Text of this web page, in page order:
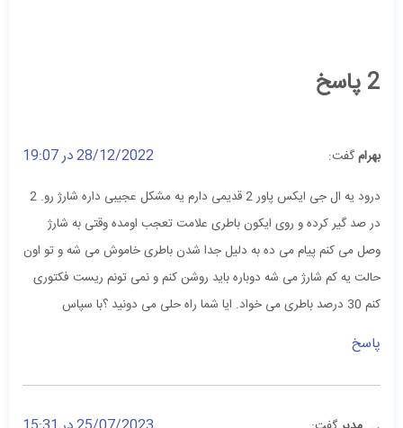
2 پاسخ
بهرامگفت: 28/12/2022 در 19:07
درود یه ال جی ایکس پاور 2 قدیمی دارم یه مشکل عجیبی داره شارژ رو. 2
در صد گیر کرده و روی ایکون باطری علامت تعجب اومده وقتی به شارژ
وصل می کنم پیام می ده به دلیل جدا شدن باطری خاموش می شه و تو اون
حالت یه کم شارژ می شه دوباره باید روشن کنم و نمی تونم ریست فکتوری
کنم 30 درصد باطری می خواد. ایا شما راه حلی می دونید ؟با سپاس
پاسخ